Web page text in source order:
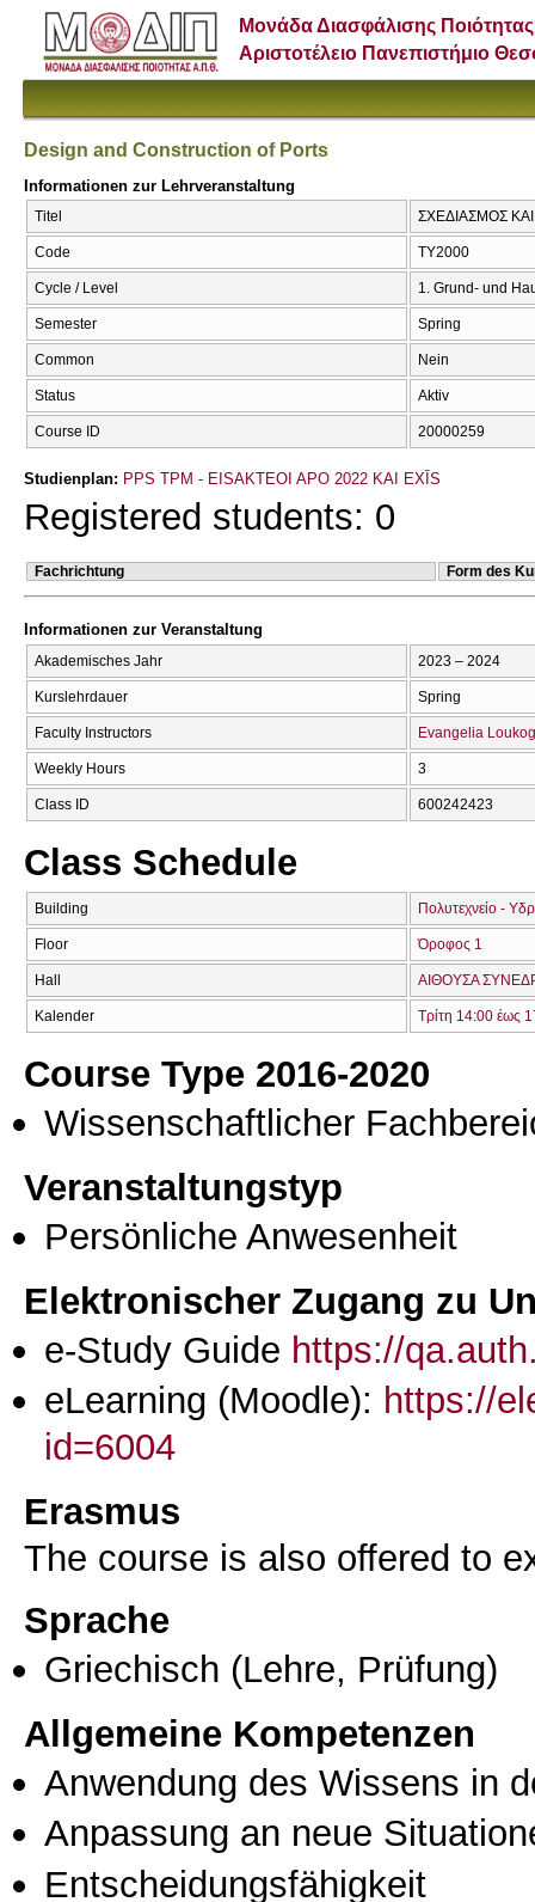
Μονάδα Διασφάλισης Ποιότητας
Αριστοτέλειο Πανεπιστήμιο
Design and Construction of Ports
Informationen zur Lehrveranstaltung
Titel ΣΧΕΔΙΑΣΜΟΣ
Code ΤΥ2000
Cycle / Level 1. Grund- und
Semester Spring
Common Nein
Status Aktiv
Course ID 20000259
Studienplan: PPS TPM - EISAKTEOI APO 2022 KAI EXĪS
Registered students: 0
Fachrichtung Form des
Informationen zur Veranstaltung
Akademisches Jahr 2023 – 2024
Kurslehrdauer Spring
Faculty Instructors Evangelia
Weekly Hours 3
Class ID 600242423
Class Schedule
Building Πολυτεχνείο -
Floor Όροφος 1
Hall ΑΙΘΟΥΣΑ
Kalender Τρίτη 14:00 έως
Course Type 2016-2020
Wissenschaftlicher
Veranstaltungstyp
Persönliche Anwesenheit
Elektronischer Zugang zu
e-Study Guide https://
eLearning (Moodle): https://
id=6004
Erasmus
The course is also offered to
Sprache
Griechisch (Lehre, Prüfung)
Allgemeine Kompetenzen
Anwendung des Wissens in
Anpassung an neue
Entscheidungsfähigkeit